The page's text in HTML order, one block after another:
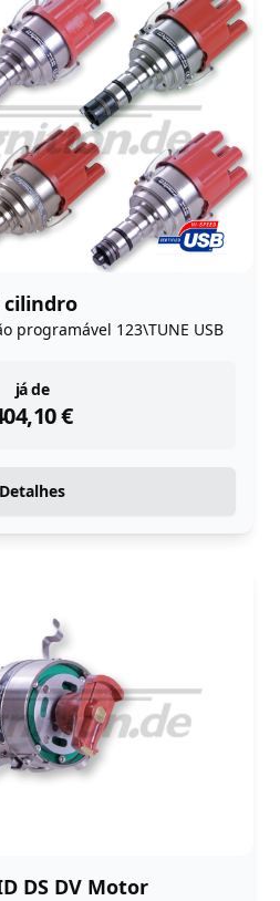
cilindro
programável 123\TUNE USB
já de
€
instock
Detalhes
DS DV Motor